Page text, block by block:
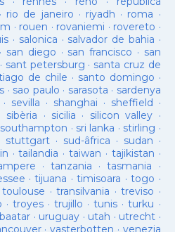
· rio de janeiro · riyadh · roma ·
· rouen · rovaniemi · rovereto ·
· salonica · salvador de bahia ·
san diego · san francisco · san
sant petersburg · santa cruz de
de chile · santo domingo ·
· sao paulo · sarasota · sardenya
· sevilla · shanghai · sheffield ·
sibèria · sicilia · silicon valley ·
southampton · sri lanka · stirling ·
stuttgart· sud-âfrica · sudan ·
·tailandia ·taiwan · tajikistan ·
· tanzania ·tasmania ·
·tijuana ·timisoara ·togo ·
toulouse ·transilvania ·treviso ·
· troyes·trujillo ·tunis ·turku ·
· uruguay · utah · utrecht ·
· vasterbotten · venezia